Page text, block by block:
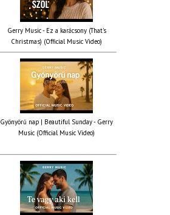
Gerry Music - Ez a karácsony (That's
Christmas) (Official Music Video)
Gyönyörű nap | Beautiful Sunday - Gerry
Music (Official Music Video)